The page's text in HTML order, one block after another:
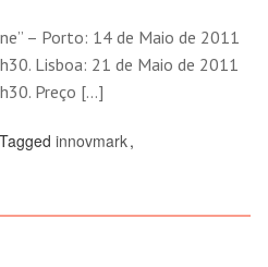
– Porto: 14 de Maio de 2011
Lisboa: 21 de Maio de 2011
Preço […]
Tagged innovmark,